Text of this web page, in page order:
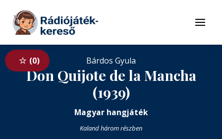
Tovább a tartalomhoz
Menü
0 Bárdos Gyula
Don Quijote de la Mancha
(1939)
Magyar hangjáték
Kaland három részben